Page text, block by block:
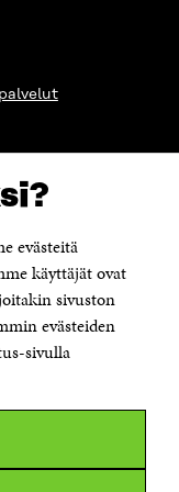
evästeitä
käyttäjät ovat
sivuston
evästeiden
sivulla